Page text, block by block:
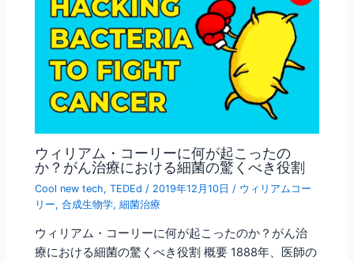
ウィリアム・コーリーに何が起こったの
か？がん治療における細菌の驚くべき役割
Cool new tech,TEDEd / 2019年12月10日 / ウィリアムコー
リー,合成生物学,細菌治療
ウィリアム・コーリーに何が起こったのか？がん治
療における細菌の驚くべき役割 概要 1888年、医師の